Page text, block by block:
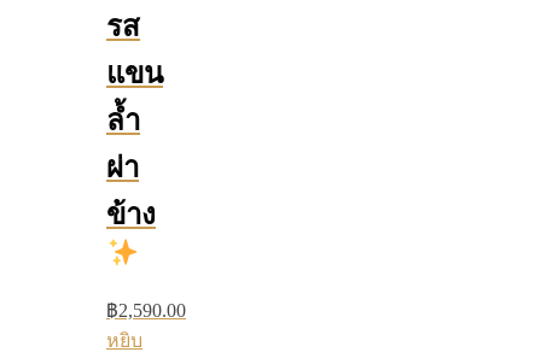
รส
แขน
ล้ำ
ผ่า
ข้าง
฿2,590.00
หยิบ